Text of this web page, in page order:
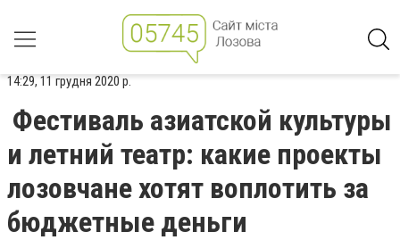
14:29, 11 грудня 2020 р.
Фестиваль азиатской культуры
и летний театр: какие проекты
лозовчане хотят воплотить за
бюджетные деньги